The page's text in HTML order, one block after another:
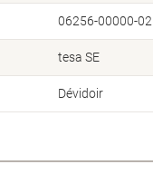
06256-00000-02
tesa SE
Dévidoir